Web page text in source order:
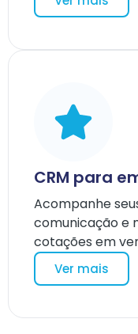
CRM para
Acompanhe
comunicação e
cotações em
Ver mais